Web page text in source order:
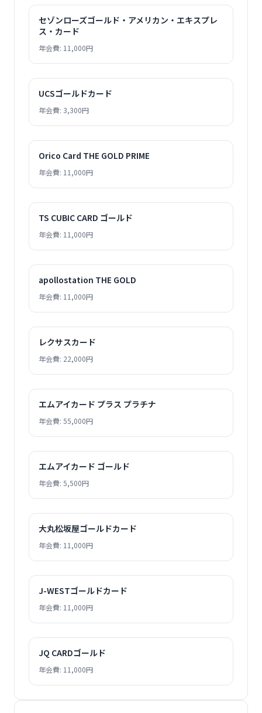
セゾンローズゴールド・アメリカン・エキスプレ
ス・カード
年会費: 11,000円
UCSゴールドカード
年会費: 3,300円
Orico Card THE GOLD PRIME
年会費: 11,000円
TS CUBIC CARD ゴールド
年会費: 11,000円
apollostation THE GOLD
年会費: 11,000円
レクサスカード
年会費: 22,000円
エムアイカード プラス プラチナ
年会費: 55,000円
エムアイカード ゴールド
年会費: 5,500円
大丸松坂屋ゴールドカード
年会費: 11,000円
J-WESTゴールドカード
年会費: 11,000円
JQ CARDゴールド
年会費: 11,000円